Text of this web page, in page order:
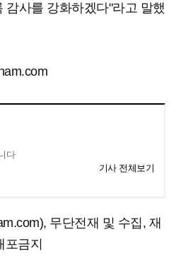
감사를 강화하겠다"라고 말했
다
기사 전체보기
무단전재 및 수집, 재
포금지